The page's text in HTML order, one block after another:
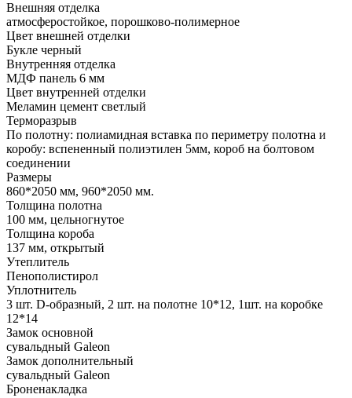
Внешняя отделка
атмосферостойкое, порошково-полимерное
Цвет внешней отделки
Букле черный
Внутренняя отделка
МДФ панель 6 мм
Цвет внутренней отделки
Меламин цемент светлый
Терморазрыв
По полотну: полиамидная вставка по периметру полотна и
коробу: вспененный полиэтилен 5мм, короб на болтовом
соединении
Размеры
860*2050 мм, 960*2050 мм.
Толщина полотна
100 мм, цельногнутое
Толщина короба
137 мм, открытый
Утеплитель
Пенополистирол
Уплотнитель
3 шт. D-образный, 2 шт. на полотне 10*12, 1шт. на коробке
12*14
Замок основной
сувальдный Galeon
Замок дополнительный
сувальдный Galeon
Броненакладка